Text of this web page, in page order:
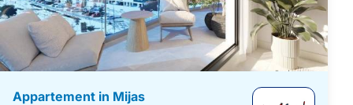
Appartement in Mijas